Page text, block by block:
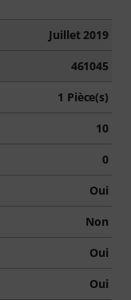
Juillet 2019
461045
1 Pièce(s)
10
0
Oui
Non
Oui
Oui